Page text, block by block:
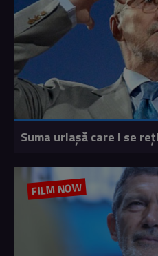
Suma uriașă care i se
FILM NOW